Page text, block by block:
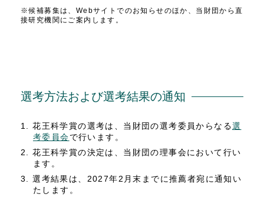
※候補募集は、Webサイトでのお知らせのほか、当財団から直
接研究機関にご案内します。
選考方法および選考結果の通知
花王科学賞の選考は、当財団の選考委員からなる選
考委員会で行います。
花王科学賞の決定は、当財団の理事会において行い
ます。
選考結果は、2027年2月末までに推薦者宛に通知い
たします。